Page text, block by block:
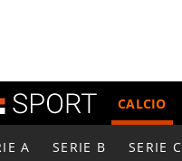
CALCIO
A SERIE B SERIE C